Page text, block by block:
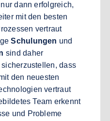
dann erfolgreich,
mit den besten
vertraut
Schulungen und
sind daher
dass
den neuesten
vertraut
Team erkennt
und Probleme